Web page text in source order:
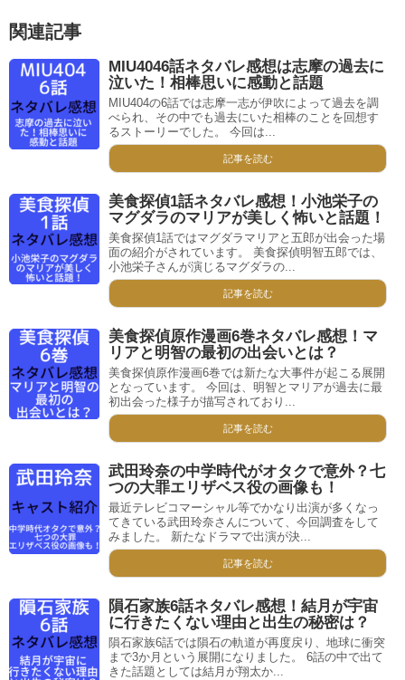
関連記事
MIU4046話ネタバレ感想は志摩の過去に
泣いた！相棒思いに感動と話題
MIU404の6話では志摩一志が伊吹によって過去を調
べられ、その中でも過去にいた相棒のことを回想す
るストーリーでした。 今回は...
記事を読む
美食探偵1話ネタバレ感想！小池栄子の
マグダラのマリアが美しく怖いと話題！
美食探偵1話ではマグダラマリアと五郎が出会った場
面の紹介がされています。 美食探偵明智五郎では、
小池栄子さんが演じるマグダラの...
記事を読む
美食探偵原作漫画6巻ネタバレ感想！マ
リアと明智の最初の出会いとは？
美食探偵原作漫画6巻では新たな大事件が起こる展開
となっています。 今回は、明智とマリアが過去に最
初出会った様子が描写されており...
記事を読む
武田玲奈の中学時代がオタクで意外？七
つの大罪エリザベス役の画像も！
最近テレビコマーシャル等でかなり出演が多くなっ
てきている武田玲奈さんについて、今回調査をして
みました。 新たなドラマで出演が決...
記事を読む
隕石家族6話ネタバレ感想！結月が宇宙
に行きたくない理由と出生の秘密は？
隕石家族6話では隕石の軌道が再度戻り、地球に衝突
まで3か月という展開になりました。 6話の中で出て
きた話題としては結月が翔太か...